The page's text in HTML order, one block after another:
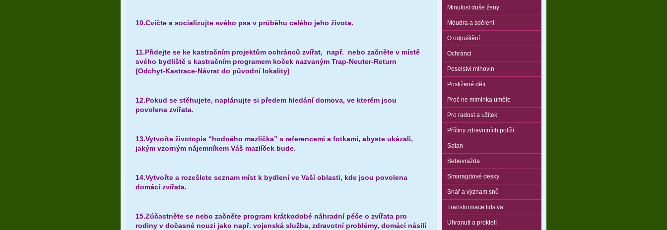
10.Cvičte a socializujte svého psa v průběhu celého jeho života.
11.Přidejte se ke kastračním projektům ochránců zvířat, např. nebo začněte v místě
svého bydliště s kastračním programem koček nazvaným Trap-Neuter-Return
(Odchyt-Kastrace-Návrat do původní lokality)
12.Pokud se stěhujete, naplánujte si předem hledání domova, ve kterém jsou
povolena zvířata.
13.Vytvořte životopis “hodného mazlíčka” s referencemi a fotkami, abyste ukázali,
jakým vzorným nájemníkem Váš mazlíček bude.
14.Vytvořte a rozešlete seznam míst k bydlení ve Vaší oblasti, kde jsou povolena
domácí zvířata.
15.Zúčastněte se nebo začněte program krátkodobé náhradní péče o zvířata pro
rodiny v dočasné nouzi jako např. vojenská služba, zdravotní problémy, domácí násilí
Minulost duše ženy
Moudra a sdělení
O odpuštění
Ochránci
Poselství mlhovin
Postižené děti
Proč ne miminka uměle
Pro radost a užitek
Příčiny zdravotních potíží
Satan
Sebevražda
Smaragdové desky
Snář a význam snů
Transformace lidstva
Uhranutí a prokletí